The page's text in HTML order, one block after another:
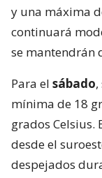
y una máxima
continuará
se mantendrán
Para el sábado
mínima de 18
grados
desde el
despejados